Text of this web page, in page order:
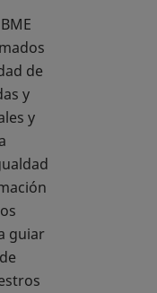
de
y
y
guiar